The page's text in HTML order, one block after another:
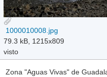
1000010008.jpg
79.3 kB, 1215x809
visto
Zona "Aguas Vivas" de